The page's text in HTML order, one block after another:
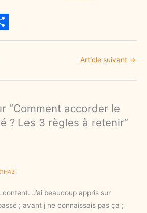
Article suivant →
“Comment accorder le
? Les 3 règles à retenir”
content. J’ai beaucoup appris sur
; avant j ne connaissais pas ça ;